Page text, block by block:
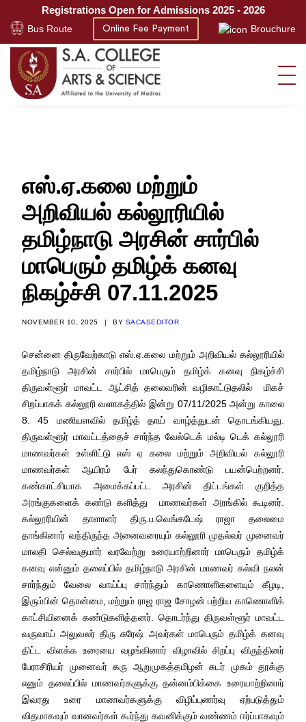
Registrations Open for Admissions 2025 - 2026
Bus Route Online Fee Payment Brouchure
எஸ்.ஏ.கலை மற்றும்
அறிவியல் கல்லூரியில்
தமிழ்நாடு அரசின் சார்பில்
மாபெரும் தமிழ்க் கனவு
நிகழ்ச்சி 07.11.2025
NOVEMBER 10, 2025 | BY SACASEDITOR
சென்னை திருவேற்காடு எஸ்.ஏ.கலை மற்றும் அறிவியல் கல்லூரியில்
தமிழ்நாடு அரசின் சார்பில் மாபெரும் தமிழ்க் கனவு நிகழ்ச்சி
திருவள்ளூர் மாவட்ட ஆட்சித் தலைவரின் வழிகாட்டுதலில் மிகச்
சிறப்பாகக் கல்லூரி வளாகத்தில் இன்று 07/11/2025 அன்று காலை
8. 45 மணியளவில் தமிழ்த் தாய் வாழ்த்துடன் தொடங்கியது.
திருவள்ளூர் மாவட்டத்தைச் சார்ந்த வேல்டெக் மல்டி டெக் கல்லூரி
மாணவர்கள் உள்ளிட்டு எஸ் ஏ கலை மற்றும் அறிவியல் கல்லூரி
மாணவர்கள் ஆயிரம் பேர் கலந்துகொண்டு பயன்பெற்றனர்.
கண்காட்சியாக அமைக்கப்பட்ட அரசின் திட்டங்கள் குறித்த
அரங்குகளைக் கண்டு களித்து மாணவர்கள் அரங்கில் கூடினர்.
கல்லூரியின் தாளாளர் திரு.ப.வெங்கடேஷ் ராஜா தலைமை
தாங்கினார் வந்திருந்த அனைவரையும் கல்லூரி முதல்வர் முனைவர்
மாலதி செல்வகுமார் வரவேற்று உரையாற்றினார் மாபெரும் தமிழ்க்
கனவு என்னும் தலைப்பில் தமிழ்நாடு அரசின் மாணவர் கல்வி நலன்
சார்ந்தும் வேலை வாய்ப்பு சார்ந்தும் காணொளிகளையும் கீழடி,
இரும்பின் தொன்மை, மற்றும் ராஜ ராஜ சோழன் பற்றிய காணொளிக்
காட்சியினைக் கண்டுகளித்தனர். தொடர்ந்து திருவள்ளூர் மாவட்ட
வருவாய் அலுவலர் திரு சுரேஷ் அவர்கள் மாபெரும் தமிழ்க் கனவு
திட்ட விளக்க உரையை வழங்கினார் விழாவில் சிறப்பு விருந்தினர்
பேராசிரியர் முனைவர் கரு ஆறுமுகத்தமிழன் சுடர் முகம் தூக்கு
எனும் தலைப்பில் மாணவர்களுக்கு தன்னம்பிக்கை உரையாற்றினார்
இவரது உரை மாணவர்களுக்கு விழிப்புணர்வு ஏற்படுத்தும்
விதமாகவும் வானவர்கள் கூர்ந்து கவனிக்கும் வண்ணம் ஈர்ப்பாகவும்